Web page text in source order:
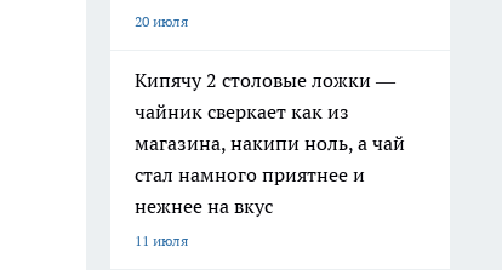
20 июля
Кипячу 2 столовые ложки —
чайник сверкает как из
магазина, накипи ноль, а чай
стал намного приятнее и
нежнее на вкус
11 июля